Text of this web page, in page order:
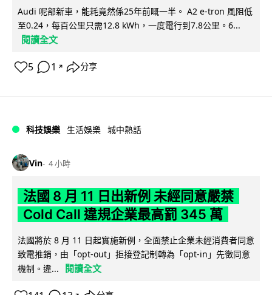
Audi 呢部新車，能耗竟然係25年前嘅一半。 A2 e-tron 風阻低
至0.24，每百公里只需12.8 kWh，一度電行到7.8公里。6...
閱讀全文
5 1 ↗ 分享
科技娛樂 生活娛樂 城中熱話
Vin 4 小時
法國 8 月 11 日出新例 未經同意嚴禁
Cold Call 違規企業最高罰 345 萬
法國將於 8 月 11 日起實施新例，全面禁止企業未經消費者同意
致電推銷，由「opt-out」拒接登記制轉為「opt-in」先徵同意
機制。違...
閱讀全文